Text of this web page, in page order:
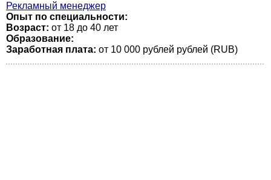
Рекламный менеджер
Опыт по специальности:
Возраст: от 18 до 40 лет
Образование:
Заработная плата: от 10 000 рублей рублей (RUB)